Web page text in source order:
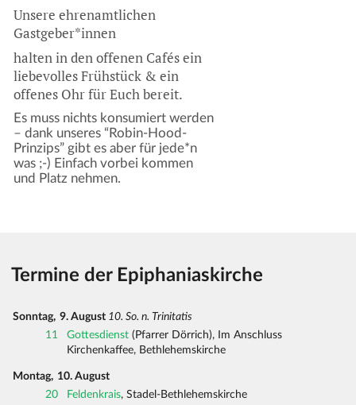
Unsere ehrenamtlichen
Gastgeber*innen
halten in den offenen Cafés ein
liebevolles Frühstück & ein
offenes Ohr für Euch bereit.
Es muss nichts konsumiert werden
– dank unseres “Robin-Hood-
Prinzips” gibt es aber für jede*n
was ;-) Einfach vorbei kommen
und Platz nehmen.
Termine der Epiphaniaskirche
Sonntag, 9. August 10. So. n. Trinitatis
11
Gottesdienst (Pfarrer Dörrich), Im Anschluss
Kirchenkaffee, Bethlehemskirche
Montag, 10. August
20
Feldenkrais, Stadel-Bethlehemskirche